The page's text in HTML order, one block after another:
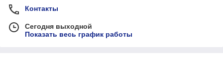
Контакты
Сегодня выходной
Показать весь график работы